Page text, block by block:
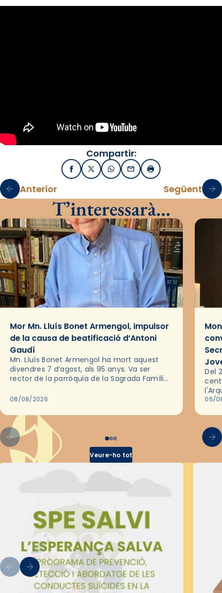
Compartir:
FacebookX / TwitterWhatsApp
EmailImprimir
Anterior Següent
T’interessarà…
Mor Mn. Lluís Bonet Armengol, impulsor
de la causa de beatificació d’Antoni
Gaudí
Mn. Lluís Bonet Armengol ha mort aquest
divendres 7 d’agost, als 95 anys. Va ser
rector de la parròquia de la Sagrada Família
2018,…
08/08/2026
Del
les
06/
Veure-ho tot